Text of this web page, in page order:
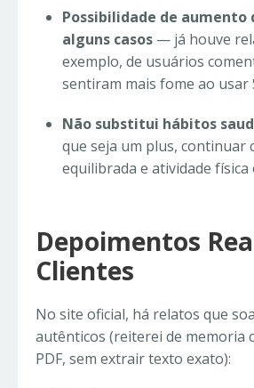
Possibilidade de aumento
alguns casos — já houve
exemplo, de usuários
sentiram mais fome ao usar
Não substitui hábitos
que seja um plus, continuar
equilibrada e atividade física
Depoimentos
Clientes
No site oficial, há relatos que
autênticos (reiterei de memoria
PDF, sem extrair texto exato):